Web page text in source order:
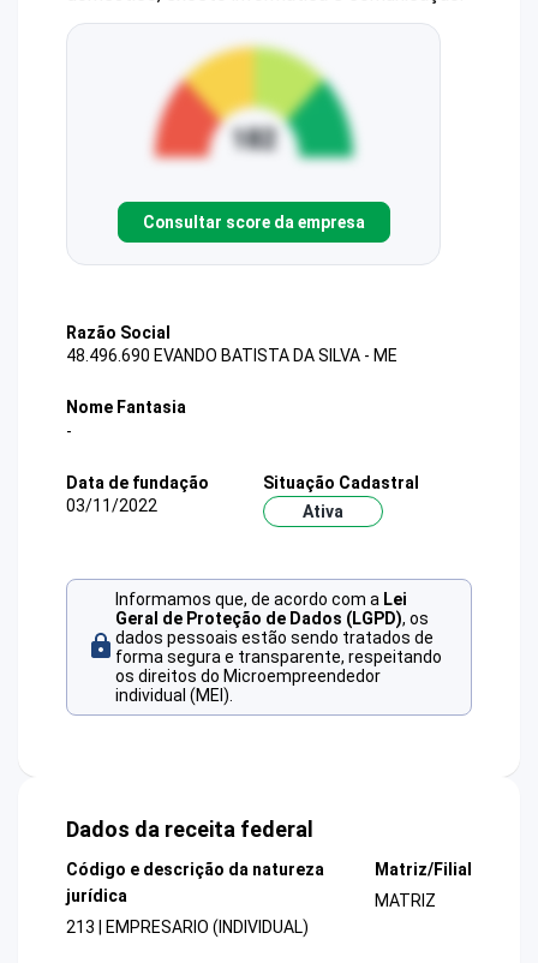
Consultar score da empresa
Razão Social
48.496.690 EVANDO BATISTA DA SILVA - ME
Nome Fantasia
-
Data de fundação
03/11/2022
Situação Cadastral
Ativa
Informamos que, de acordo com a Lei
Geral de Proteção de Dados (LGPD), os
dados pessoais estão sendo tratados de
forma segura e transparente, respeitando
os direitos do Microempreendedor
individual (MEI).
Dados da receita federal
Código e descrição da natureza
jurídica
213 | EMPRESARIO (INDIVIDUAL)
Matriz/Filial
MATRIZ